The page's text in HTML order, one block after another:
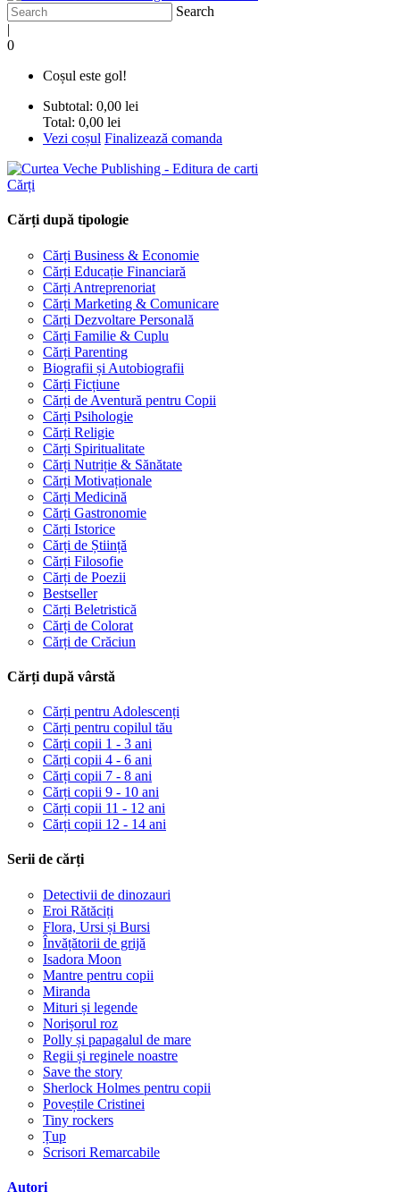
Search
|
0
Coșul este gol!
Subtotal: 0,00 lei
Total: 0,00 lei
Vezi coșul Finalizează comanda
Cărți
Cărți după tipologie
Cărți Business & Economie
Cărți Educație Financiară
Cărți Antreprenoriat
Cărți Marketing & Comunicare
Cărți Dezvoltare Personală
Cărți Familie & Cuplu
Cărți Parenting
Biografii și Autobiografii
Cărți Ficțiune
Cărți de Aventură pentru Copii
Cărți Psihologie
Cărți Religie
Cărți Spiritualitate
Cărți Nutriție & Sănătate
Cărți Motivaționale
Cărți Medicină
Cărți Gastronomie
Cărți Istorice
Cărți de Știință
Cărți Filosofie
Cărți de Poezii
Bestseller
Cărți Beletristică
Cărți de Colorat
Cărți de Crăciun
Cărți după vârstă
Cărți pentru Adolescenți
Cărți pentru copilul tău
Cărți copii 1 - 3 ani
Cărți copii 4 - 6 ani
Cărți copii 7 - 8 ani
Cărți copii 9 - 10 ani
Cărți copii 11 - 12 ani
Cărți copii 12 - 14 ani
Serii de cărți
Detectivii de dinozauri
Eroi Rătăciți
Flora, Ursi și Bursi
Învățătorii de grijă
Isadora Moon
Mantre pentru copii
Miranda
Mituri și legende
Norișorul roz
Polly și papagalul de mare
Regii și reginele noastre
Save the story
Sherlock Holmes pentru copii
Poveștile Cristinei
Tiny rockers
Țup
Scrisori Remarcabile
Autori